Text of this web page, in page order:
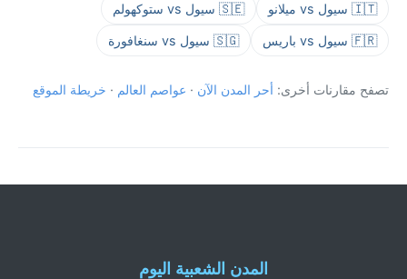
🇮🇹 سيول vs ميلانو 🇸🇪 سيول vs ستوكهولم
🇫🇷 سيول vs باريس 🇸🇬 سيول vs سنغافورة
تصفح مقارنات أخرى: أحر المدن الآن · عواصم العالم · خريطة الموقع
المدن الشعبية اليوم